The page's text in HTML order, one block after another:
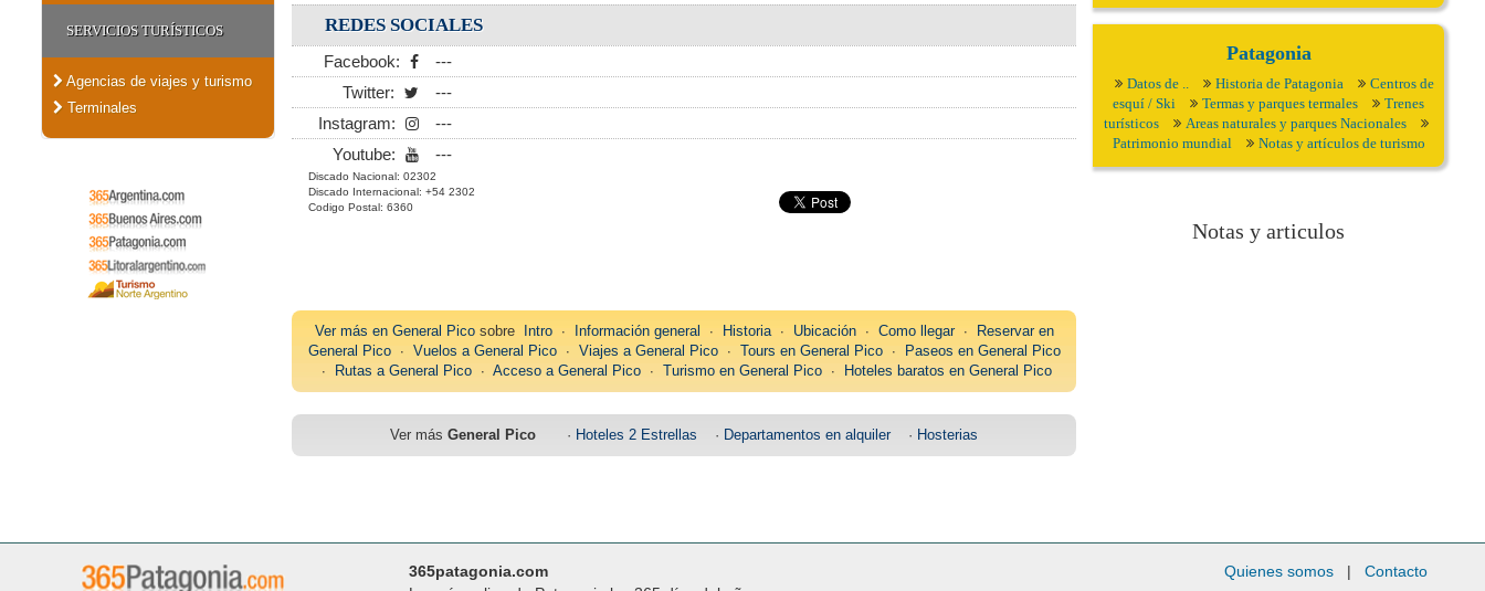
SERVICIOS TURÍSTICOS
Agencias de viajes y turismo
Terminales
REDES SOCIALES
Facebook:
---
Twitter:
---
Instagram:
---
Youtube:
---
Discado Nacional: 02302
Discado Internacional: +54 2302
Codigo Postal: 6360
Ver más en General Picosobre Intro∙ Información general ∙ Historia∙ Ubicación∙ Como llegar∙
Reservar en
General Pico∙ Vuelos a General Pico∙ Viajes a General Pico∙ Tours en General Pico∙
Paseos en General Pico
∙
Rutas a General Pico∙ Acceso a General Pico∙ Turismo en General Pico∙ Hoteles baratos en General Pico
Ver másGeneral Pico · Hoteles 2 Estrellas · Departamentos en alquiler· Hosterias
Patagonia
Datos de .. Historia de Patagonia
Centros de
esquí / Ski
Termas y parques termales
Trenes
turísticos
Areas naturales y parques Nacionales
Patrimonio mundial
Notas y artículos de turismo
Notas y articulos
365patagonia.com
Quienes somos| Contacto